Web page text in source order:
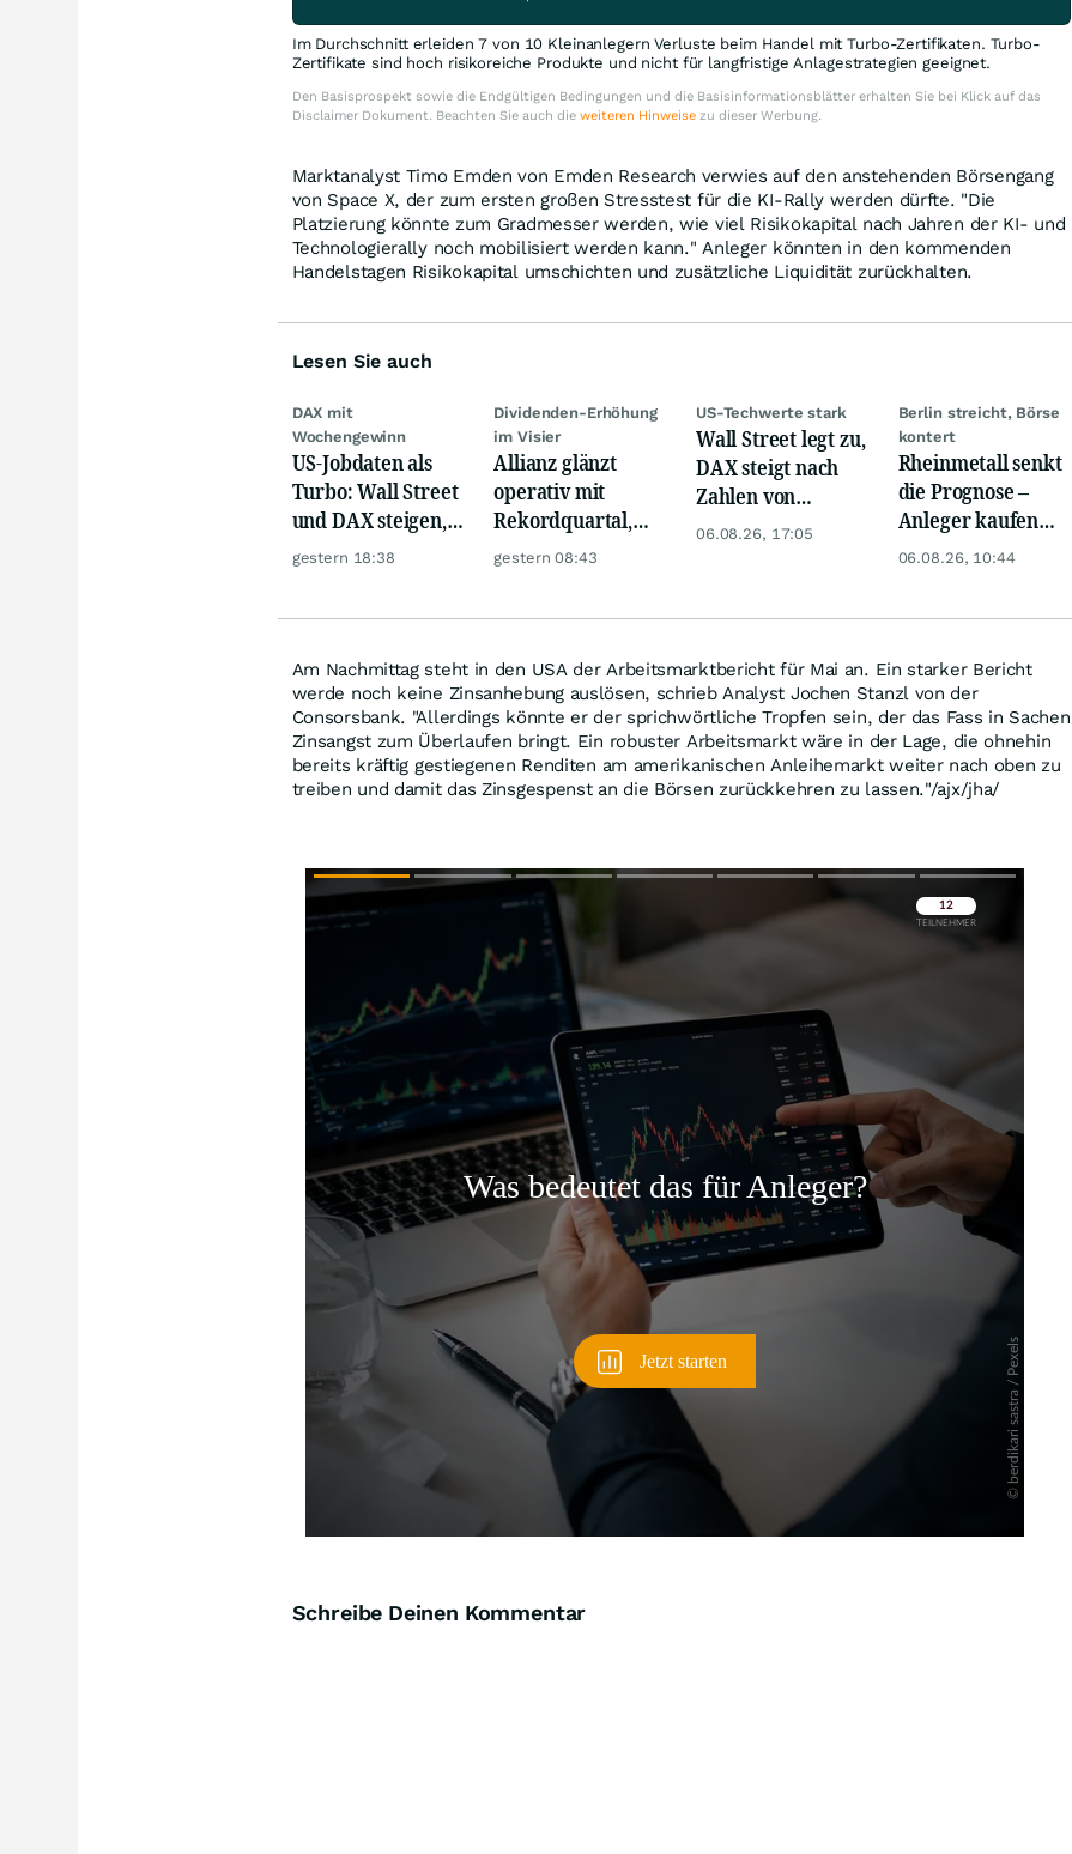
Im Durchschnitt erleiden 7 von 10 Kleinanlegern Verluste beim Handel mit Turbo-Zertifikaten. Turbo-
Zertifikate sind hoch risikoreiche Produkte und nicht für langfristige Anlagestrategien geeignet.
Den Basisprospekt sowie die Endgültigen Bedingungen und die Basisinformationsblätter erhalten Sie bei Klick auf das
Disclaimer Dokument. Beachten Sie auch die weiteren Hinweisezu dieser Werbung.
Marktanalyst Timo Emden von Emden Research verwies auf den anstehenden Börsengang
von Space X, der zum ersten großen Stresstest für die KI-Rally werden dürfte. "Die
Platzierung könnte zum Gradmesser werden, wie viel Risikokapital nach Jahren der KI- und
Technologierally noch mobilisiert werden kann." Anleger könnten in den kommenden
Handelstagen Risikokapital umschichten und zusätzliche Liquidität zurückhalten.
Lesen Sie auch
DAX mit
Wochengewinn
US-Jobdaten als
Turbo: Wall Street
und DAX steigen,
Gold glänzt
gestern 18:38
Dividenden-Erhöhung
im Visier
Allianz glänzt
operativ mit
Rekordquartal,
doch KI-Kosten
gestern 08:43
US-Techwerte stark
Wall Street legt zu,
DAX steigt nach
Zahlen von
Telekom, Henkel
06.08.26, 17:05
Berlin streicht, Börse
kontert
Rheinmetall senkt
die Prognose –
Anleger kaufen
den Schock weg
06.08.26, 10:44
Am Nachmittag steht in den USA der Arbeitsmarktbericht für Mai an. Ein starker Bericht
werde noch keine Zinsanhebung auslösen, schrieb Analyst Jochen Stanzl von der
Consorsbank. "Allerdings könnte er der sprichwörtliche Tropfen sein, der das Fass in Sachen
Zinsangst zum Überlaufen bringt. Ein robuster Arbeitsmarkt wäre in der Lage, die ohnehin
bereits kräftig gestiegenen Renditen am amerikanischen Anleihemarkt weiter nach oben zu
treiben und damit das Zinsgespenst an die Börsen zurückkehren zu lassen."/ajx/jha/
Überspringen
Schreibe Deinen Kommentar